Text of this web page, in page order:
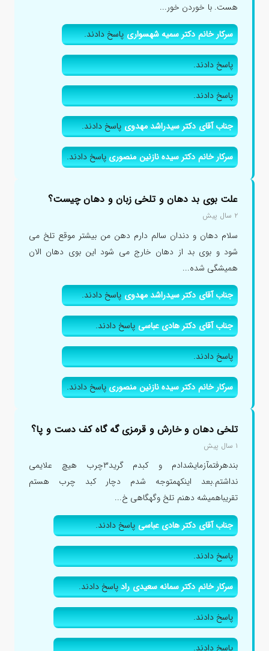
هست. با خوردن خور...
سرکار خانم دکتر سمیه شهسواریپاسخ دادند.
پاسخ دادند.
پاسخ دادند.
جناب آقای دکتر سیدراشد مهدویپاسخ دادند.
سرکار خانم دکتر سیده نازنین منصوریپاسخ دادند.
علت بوی بد دهان و تلخی زبان و دهان چیست؟
۲ سال پیش
سلام دهان و دندان سالم دارم دهن من بیشتر موقع تلخ می
شود و بوی بد از دهان خارج می شود این بوی دهان الان
همیشگی شده...
جناب آقای دکتر سیدراشد مهدویپاسخ دادند.
جناب آقای دکتر هادی عباسیپاسخ دادند.
پاسخ دادند.
سرکار خانم دکتر سیده نازنین منصوریپاسخ دادند.
تلخی دهان و خارش و قرمزی گه گاه کف دست و پا؟
۱ سال پیش
بندهرفتمآزمایشدادم و کبدم گرید۳چرب هیچ علایمی
نداشتم.بعد اینکهمتوجه شدم دچار کبد چرب هستم
تقریباهمیشه دهنم تلخ وگهگاهی خ...
جناب آقای دکتر هادی عباسیپاسخ دادند.
پاسخ دادند.
سرکار خانم دکتر سمانه سعیدی رادپاسخ دادند.
پاسخ دادند.
پاسخ دادند.